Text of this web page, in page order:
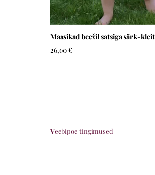
Maasikad beežil satsiga särk-kleit
26,00 €
Veebipoe tingimused